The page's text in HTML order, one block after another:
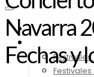
Noticias
Navarra
Fechas y